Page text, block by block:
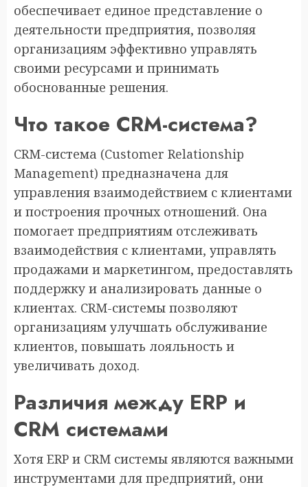
обеспечивает единое представление о
деятельности предприятия, позволяя
организациям эффективно управлять
своими ресурсами и принимать
обоснованные решения.
Что такое CRM-система?
CRM-система (Customer Relationship
Management) предназначена для
управления взаимодействием с клиентами
и построения прочных отношений. Она
помогает предприятиям отслеживать
взаимодействия с клиентами, управлять
продажами и маркетингом, предоставлять
поддержку и анализировать данные о
клиентах. CRM-системы позволяют
организациям улучшать обслуживание
клиентов, повышать лояльность и
увеличивать доход.
Различия между ERP и
CRM системами
Хотя ERP и CRM системы являются важными
инструментами для предприятий, они